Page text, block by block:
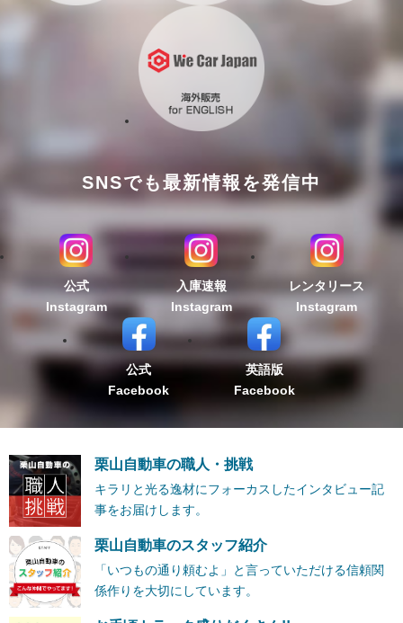
SNSでも最新情報を発信中
公式
Instagram
入庫速報
Instagram
レンタリース
Instagram
公式
Facebook
英語版
Facebook
栗山自動車の職人・挑戦
キラリと光る逸材にフォーカスしたインタビュー記
事をお届けします。
栗山自動車のスタッフ紹介
「いつもの通り頼むよ」と言っていただける信頼関
係作りを大切にしています。